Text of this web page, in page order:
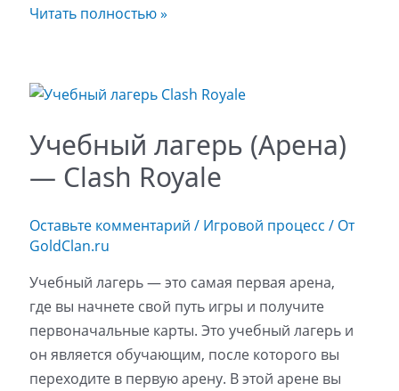
Читать полностью »
Учебный лагерь (Арена)
— Clash Royale
Оставьте комментарий / Игровой процесс / От
GoldClan.ru
Учебный лагерь — это самая первая арена,
где вы начнете свой путь игры и получите
первоначальные карты. Это учебный лагерь и
он является обучающим, после которого вы
переходите в первую арену. В этой арене вы